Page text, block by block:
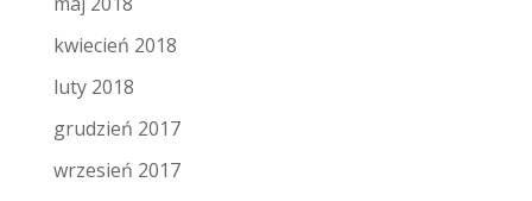
kwiecień 2018
luty 2018
grudzień 2017
wrzesień 2017